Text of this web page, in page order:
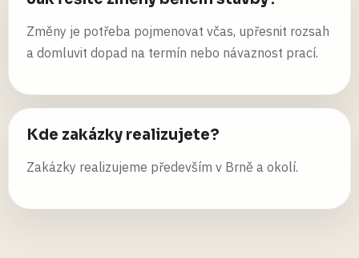
Změny je potřeba pojmenovat včas, upřesnit rozsah
a domluvit dopad na termín nebo návaznost prací.
Kde zakázky realizujete?
Zakázky realizujeme především v Brně a okolí.